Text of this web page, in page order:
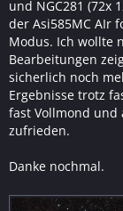
und NGC281 (72x
der Asi585MC AIr
Modus. Ich wollte
Bearbeitungen
sicherlich noch
Ergebnisse trotz
fast Vollmond und
zufrieden.
Danke nochmal.